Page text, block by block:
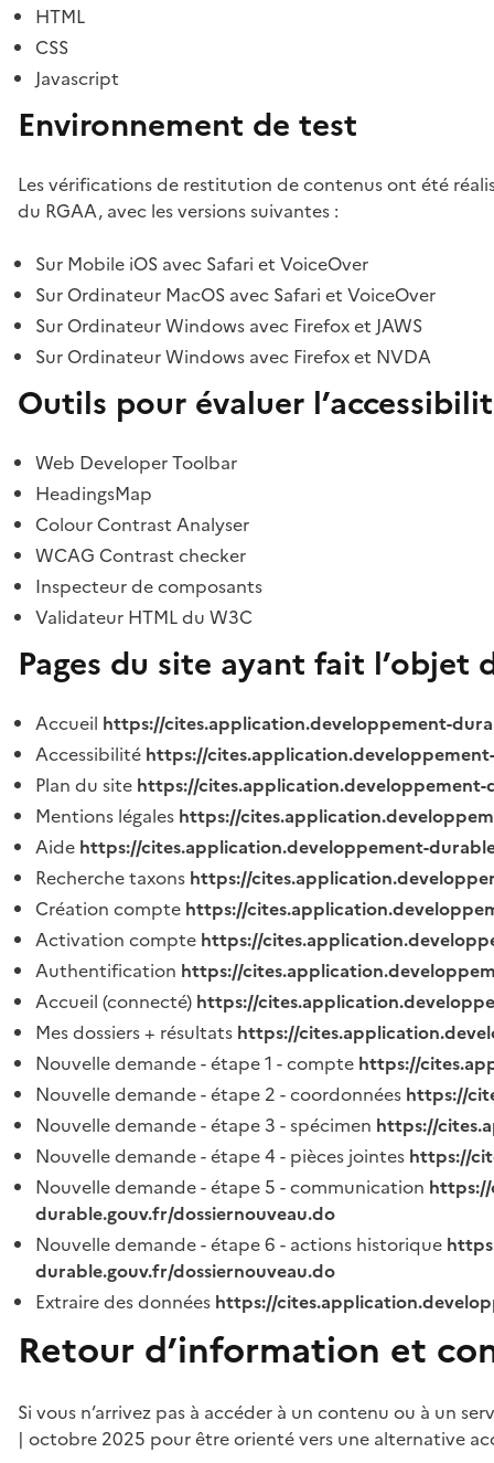
HTML
CSS
Javascript
Environnement de test
Les vérifications de restitution de contenus ont été
du RGAA, avec les versions suivantes :
Sur Mobile iOS avec Safari et VoiceOver
Sur Ordinateur MacOS avec Safari et VoiceOver
Sur Ordinateur Windows avec Firefox et JAWS
Sur Ordinateur Windows avec Firefox et NVDA
Outils pour évaluer
Web Developer Toolbar
HeadingsMap
Colour Contrast Analyser
WCAG Contrast checker
Inspecteur de composants
Validateur HTML du W3C
Pages du site ayant fait
Accueil https://cites.application.developpement-
Accessibilité https://
Plan du site https://
Mentions légales https://
Aide https://cites.application.developpement-
Recherche taxons https://
Création compte https://
Activation compte https://
Authentification https://
Accueil (connecté) https://
Mes dossiers + résultats https://
Nouvelle demande - étape 1 - compte https://
Nouvelle demande - étape 2 - coordonnées https://
Nouvelle demande - étape 3 - spécimen https://
Nouvelle demande - étape 4 - pièces jointes https://
Nouvelle demande - étape 5 - communication
durable.gouv.fr/dossiernouveau.do
Nouvelle demande - étape 6 - actions historique
durable.gouv.fr/dossiernouveau.do
Extraire des données https://
Retour d’information et
Si vous n’arrivez pas à accéder à un contenu ou à un
| octobre 2025 pour être orienté vers une alternative